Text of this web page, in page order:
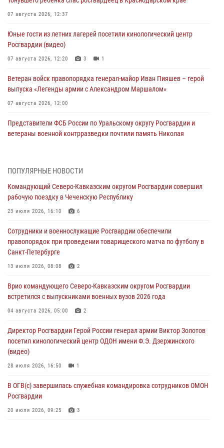
07 августа 2026, 12:37
Юные гости из летних лагерей посетили кинологический центр
Росгвардии (видео)
07 августа 2026, 12:20 3 1
Ветеран войск правопорядка генерал-майор Иван Пияшев – герой
выпуска «Легенды армии с Александром Маршалом»
07 августа 2026, 12:00
Представители ФСБ России по Уральскому округу Росгвардии и
ветераны военной контрразведки почтили память Николая
Смольного собора в Санкт-Петербурге (видео)
07 августа 2026, 11:34
взрывобезопасности
07 августа 2026, 11:33
Рэпер ST посетил раненых росгвардейцев в Главном военном
07 августа 2026, 11:18 2
В Ставрополе офицеры Росгвардии стали участниками пресс-
07 августа 2026, 11:00
ПОПУЛЯРНЫЕ НОВОСТИ
Командующий Северо-Кавказским округом Росгвардии совершил
рабочую поездку в Чеченскую Республику
23 июля 2026, 16:10 6
Сотрудники и военнослужащие Росгвардии обеспечили
правопорядок при проведении товарищеского матча по футболу в
Санкт-Петербурге
13 июля 2026, 08:08 2
Врио командующего Северо-Кавказским округом Росгвардии
встретился с выпускниками военных вузов 2026 года
04 августа 2026, 05:00 2
Директор Росгвардии Герой России генерал армии Виктор Золотов
посетил кинологический центр ОДОН имени Ф.Э. Дзержинского
(видео)
28 июля 2026, 16:50 1
В ОГВ(с) завершилась служебная командировка сотрудников ОМОН
Росгвардии
20 июля 2026, 09:25 3